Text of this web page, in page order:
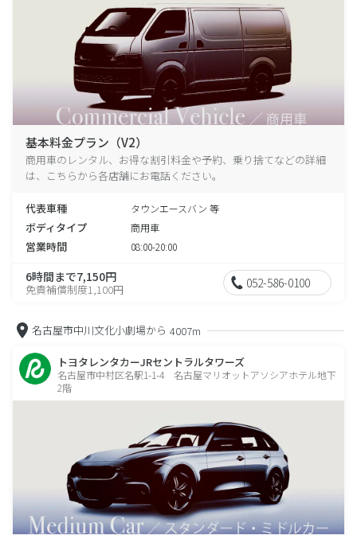
基本料金プラン（V2）
商用車のレンタル、お得な割引料金や予約、乗り捨てなどの詳細
は、こちらから各店舗にお電話ください。
代表車種 タウンエースバン 等
ボディタイプ 商用車
営業時間 08:00-20:00
6時間まで7,150円
免責補償制度1,100円 052-586-0100
名古屋市中川文化小劇場から 4007m
トヨタレンタカーJRセントラルタワーズ
名古屋市中村区名駅1-1-4 名古屋マリオットアソシアホテル地下
2階